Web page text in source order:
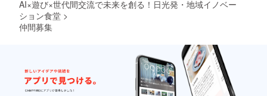
AI×遊び×世代間交流で未来を創る！日光発・地域イノベー
ション食堂 >
仲間募集